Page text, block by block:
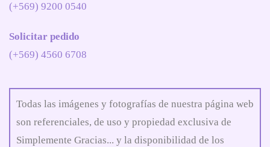
(+569) 9200 0540
Solicitar pedido
(+569) 4560 6708
Todas las imágenes y fotografías de nuestra página web
son referenciales, de uso y propiedad exclusiva de
Simplemente Gracias... y la disponibilidad de los